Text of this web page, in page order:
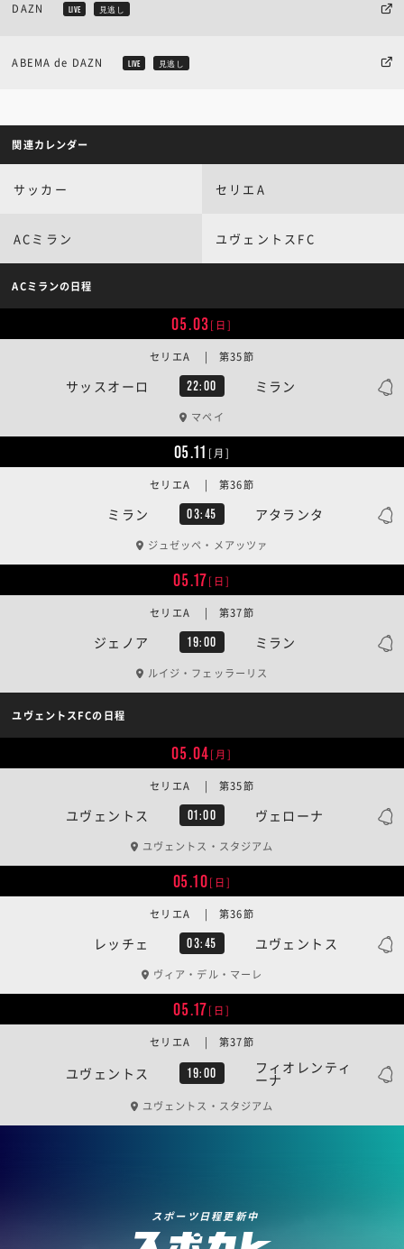
DAZN LIVE 見逃し
ABEMA de DAZN LIVE 見逃し
関連カレンダー
サッカー セリエA
ACミラン ユヴェントスFC
ACミランの日程
05.03[日]
サッスオーロ 22:00 ミラン
セリエA | 第35節
マペイ
05.11 [月]
ミラン 03:45 アタランタ
セリエA | 第36節
ジュゼッペ・メアッツァ
05.17[日]
ジェノア 19:00 ミラン
セリエA | 第37節
ルイジ・フェッラーリス
ユヴェントスFCの日程
05.04[月]
ユヴェントス 01:00 ヴェローナ
セリエA | 第35節
ユヴェントス・スタジアム
05.10[日]
レッチェ 03:45 ユヴェントス
セリエA | 第36節
ヴィア・デル・マーレ
05.17[日]
ユヴェントス 19:00 フィオレンティ
ーナ
セリエA | 第37節
ユヴェントス・スタジアム
スポーツ日程更新中